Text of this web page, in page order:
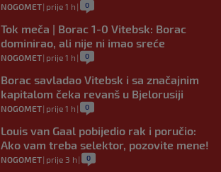
NOGOMET| prije 1 h | 0
Tok meča | Borac 1-0 Vitebsk: Borac
dominirao, ali nije ni imao sreće
NOGOMET| prije 1 h | 0
Borac savladao Vitebsk i sa značajnim
kapitalom čeka revanš u Bjelorusiji
NOGOMET| prije 1 h | 0
Louis van Gaal pobijedio rak i poručio:
Ako vam treba selektor, pozovite mene!
NOGOMET| prije 3 h | 0